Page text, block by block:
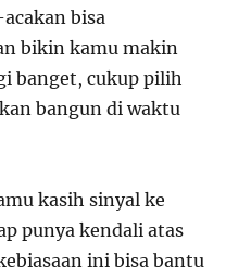
bisa
bikin kamu makin
banget, cukup pilih
bangun di waktu
kasih sinyal ke
punya kendali atas
ini bisa bantu